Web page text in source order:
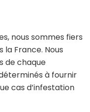
nous sommes fiers
la France. Nous
de chaque
à fournir
cas d’infestation